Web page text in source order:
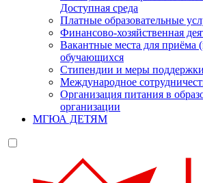
Доступная среда
Платные образовательные
Финансово-хозяйственная
Вакантные места для приёма
обучающихся
Стипендии и меры
Международное
Организация питания в
организации
МГЮА ДЕТЯМ